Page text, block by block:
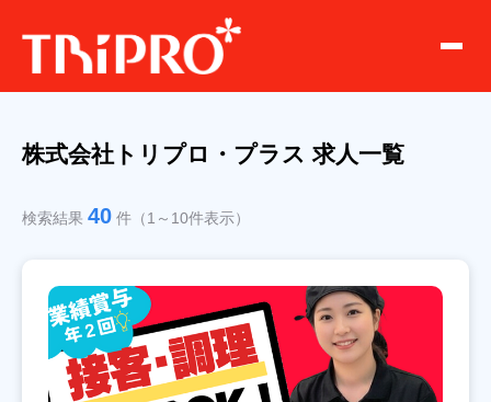
株式会社トリプロ・プラス 求人一覧
検索結果 40 件（1～10件表示）